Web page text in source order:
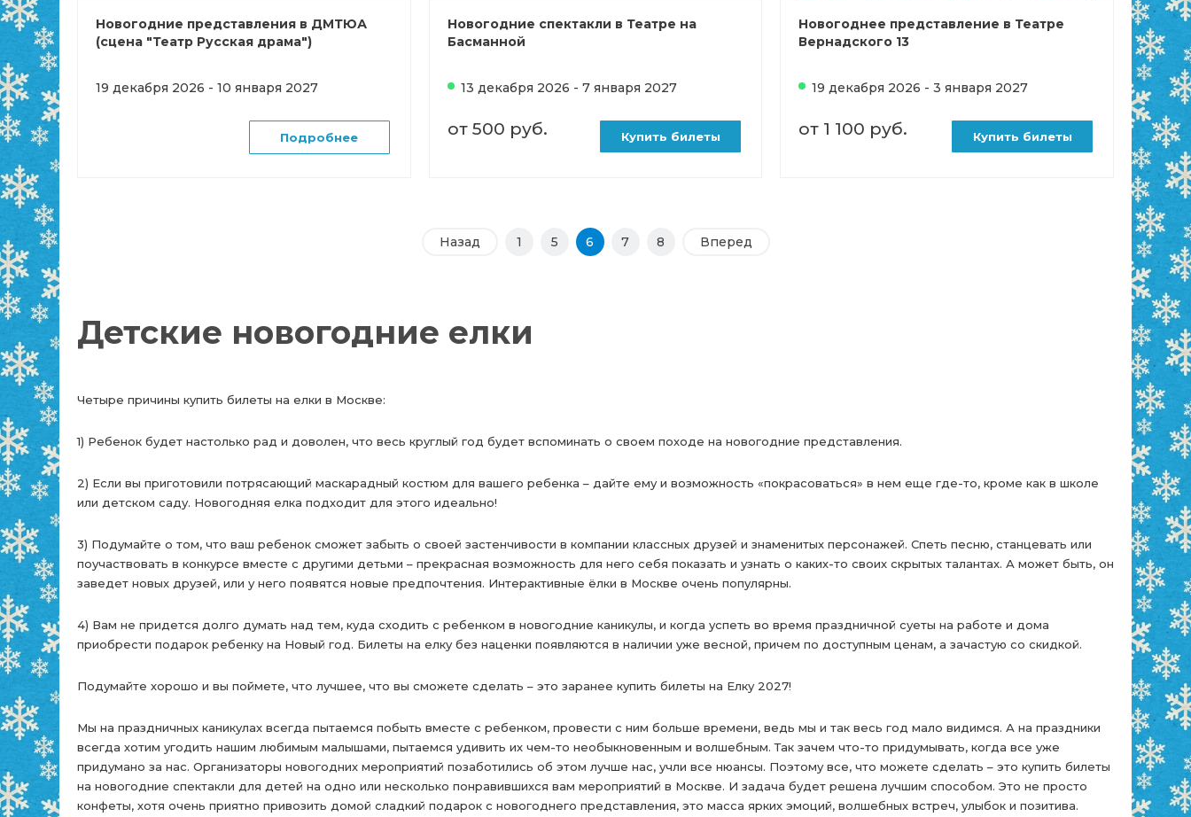
Новогодние представления в ДМТЮА
(сцена "Театр Русская драма")
19 декабря 2026 - 10 января 2027
Подробнее
Новогодние спектакли в Театре на
Басманной
13 декабря 2026 - 7 января 2027
от 500 руб. Купить билеты
Новогоднее представление в Театре
Вернадского 13
19 декабря 2026 - 3 января 2027
от 1 100 руб. Купить билеты
Назад 1 5 6 7 8 Вперед
Детские новогодние елки
Четыре причины купить билеты на елки в Москве:
1) Ребенок будет настолько рад и доволен, что весь круглый год будет вспоминать о своем походе на новогодние представления.
2) Если вы приготовили потрясающий маскарадный костюм для вашего ребенка – дайте ему и возможность «покрасоваться» в нем еще где-то, кроме как в школе
или детском саду. Новогодняя елка подходит для этого идеально!
3) Подумайте о том, что ваш ребенок сможет забыть о своей застенчивости в компании классных друзей и знаменитых персонажей. Спеть песню, станцевать или
поучаствовать в конкурсе вместе с другими детьми – прекрасная возможность для него себя показать и узнать о каких-то своих скрытых талантах. А может быть, он
заведет новых друзей, или у него появятся новые предпочтения. Интерактивные ёлки в Москве очень популярны.
4) Вам не придется долго думать над тем, куда сходить с ребенком в новогодние каникулы, и когда успеть во время праздничной суеты на работе и дома
приобрести подарок ребенку на Новый год. Билеты на елку без наценки появляются в наличии уже весной, причем по доступным ценам, а зачастую со скидкой.
Подумайте хорошо и вы поймете, что лучшее, что вы сможете сделать – это заранее купить билеты на Елку 2027!
Мы на праздничных каникулах всегда пытаемся побыть вместе с ребенком, провести с ним больше времени, ведь мы и так весь год мало видимся. А на праздники
всегда хотим угодить нашим любимым малышами, пытаемся удивить их чем-то необыкновенным и волшебным. Так зачем что-то придумывать, когда все уже
придумано за нас. Организаторы новогодних мероприятий позаботились об этом лучше нас, учли все нюансы. Поэтому все, что можете сделать – это купить билеты
на новогодние спектакли для детей на одно или несколько понравившихся вам мероприятий в Москве. И задача будет решена лучшим способом. Это не просто
конфеты, хотя очень приятно привозить домой сладкий подарок с новогоднего представления, это масса ярких эмоций, волшебных встреч, улыбок и позитива.